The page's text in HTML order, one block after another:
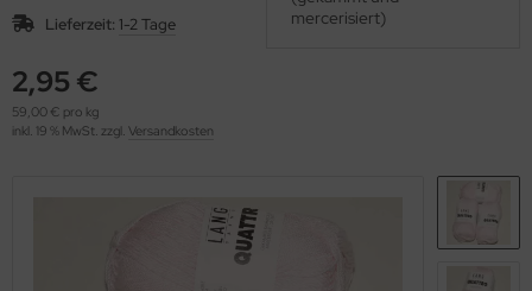
Lieferzeit: 1-2 Tage
2,95 €
59,00 € pro kg
inkl. 19 % MwSt. zzgl. Versandkosten
mercerisiert)
(276)